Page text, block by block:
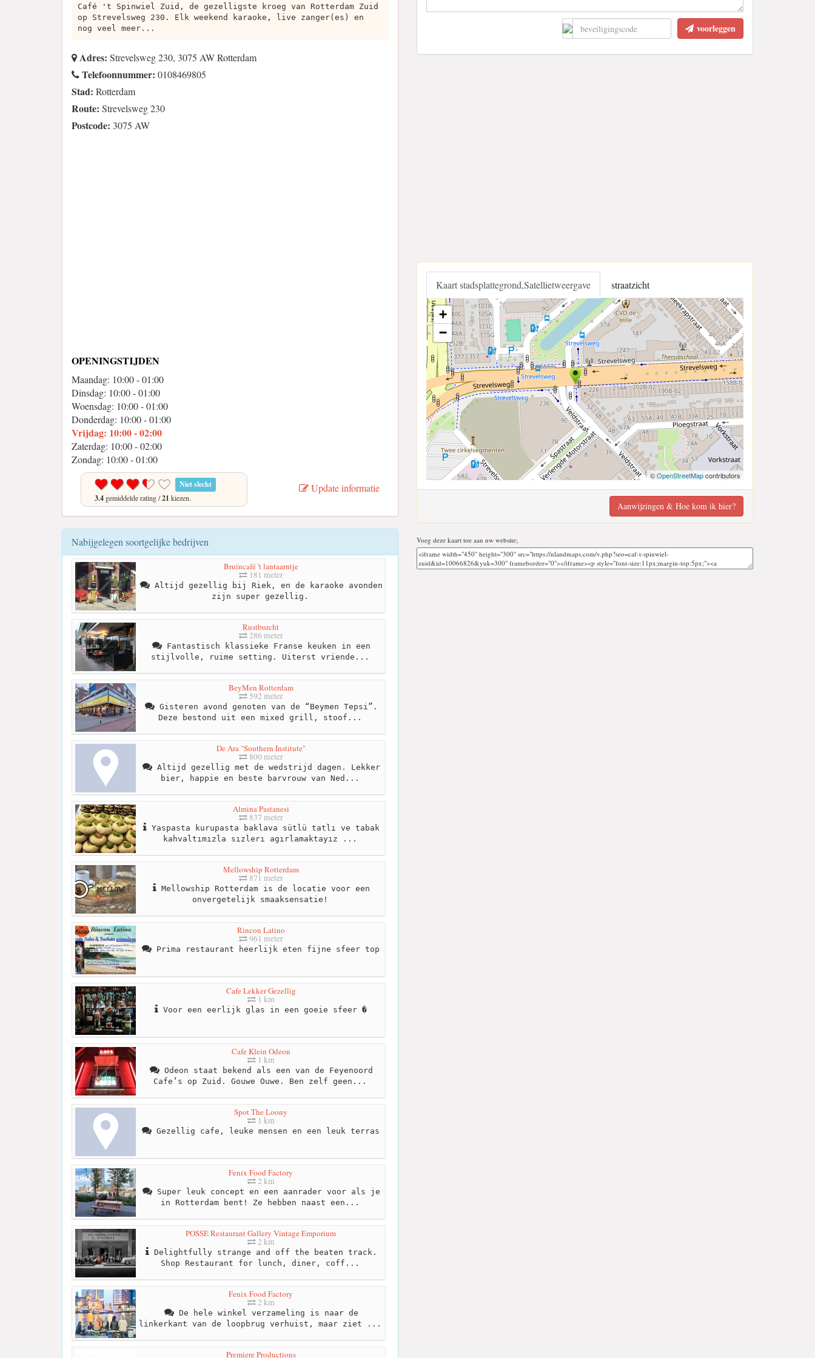
Café 't Spinwiel Zuid, de gezelligste kroeg van Rotterdam Zuid
op Strevelsweg 230. Elk weekend karaoke, live zanger(es) en
nog veel meer...
Adres: Strevelsweg 230, 3075 AW Rotterdam
Telefoonnummer: 0108469805
Stad: Rotterdam
Route: Strevelsweg 230
Postcode: 3075 AW
OPENINGSTIJDEN
Maandag: 10:00 - 01:00
Dinsdag: 10:00 - 01:00
Woensdag: 10:00 - 01:00
Donderdag: 10:00 - 01:00
Vrijdag: 10:00 - 02:00
Zaterdag: 10:00 - 02:00
Zondag: 10:00 - 01:00
Niet slecht
3.4 gemiddelde rating /21 kiezen.
Update informatie
Nabijgelegen soortgelijke bedrijven
Bruincafé 't lantaarntje
181 meter
Altijd gezellig bij Riek, en de karaoke avonden
zijn super gezellig.
Rustburcht
286 meter
Fantastisch klassieke Franse keuken in een
stijlvolle, ruime setting. Uiterst vriende...
BeyMen Rotterdam
592 meter
Gisteren avond genoten van de “Beymen Tepsi”.
Deze bestond uit een mixed grill, stoof...
De Ara "Southern Institute"
800 meter
Altijd gezellig met de wedstrijd dagen. Lekker
bier, happie en beste barvrouw van Ned...
Almina Pastanesi
837 meter
Yaspasta kurupasta baklava sütlü tatlı ve tabak
kahvaltımızla sızlerı agırlamaktayız ...
Mellowship Rotterdam
871 meter
Mellowship Rotterdam is de locatie voor een
onvergetelijk smaaksensatie!
Rincon Latino
961 meter
Prima restaurant heerlijk eten fijne sfeer top
Cafe Lekker Gezellig
1 km
Voor een eerlijk glas in een goeie sfeer �
Cafe Klein Odeon
1 km
Odeon staat bekend als een van de Feyenoord
Cafe’s op Zuid. Gouwe Ouwe. Ben zelf geen...
Spot The Loony
1 km
Gezellig cafe, leuke mensen en een leuk terras
Fenix Food Factory
2 km
Super leuk concept en een aanrader voor als je
in Rotterdam bent! Ze hebben naast een...
POSSE Restaurant Gallery Vintage Emporium
2 km
Delightfully strange and off the beaten track.
Shop Restaurant for lunch, diner, coff...
Fenix Food Factory
2 km
De hele winkel verzameling is naar de
linkerkant van de loopbrug verhuist, maar ziet ...
Premiere Productions
voorleggen
Kaart stadsplattegrond,Satellietweergave straatzicht
+
−
©OpenStreetMapcontributors
Aanwijzingen & Hoe kom ik hier?
Voeg deze kaart toe aan uw website;